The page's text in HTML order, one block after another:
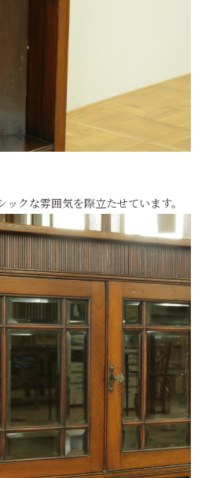
クな雰囲気を際立たせています。